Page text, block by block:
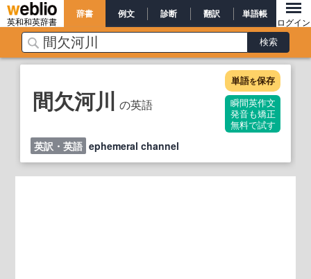
英和和英辞書
辞書 例文 診断 翻訳 単語帳
ログイン
間欠河川 の英語
単語を保存
瞬間英作文
発音も矯正
無料で試す
英訳・英語 ephemeral channel